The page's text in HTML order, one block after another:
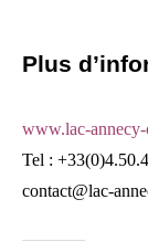
Plus
www.lac-
Tel :
contact@lac-